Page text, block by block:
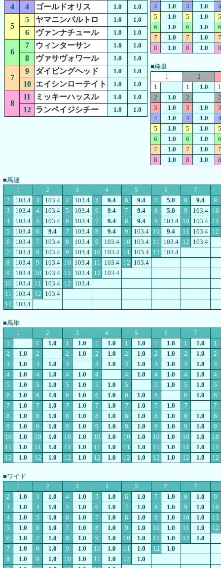
4 4 ゴールドオリス 1.0 1.0
5
5 ヤマニンバルトロ 1.0 1.0
6 ヴァンナチュール 1.0 1.0
6
7 ウィンターサン 1.0 1.0
8 ヴァサヴォワール 1.0 1.0
7
9 ダイビングヘッド 1.0 1.0
10 エイシンローテイト 1.0 1.0
8
11 ミッキーハッスル 1.0 1.0
12 ランペイジシチー 1.0 1.0
4
1.0 4 1.0
4
5
1.0 5 1.0
5
6
1.0 6 1.0
6
7
1.0 7 1.0
7
8
1.0 8 1.0 8
■枠単
1
2
1
1 1.0
1
2
1.0 2
2
3
1.0 3 1.0
3
4
1.0 4 1.0
4
5
1.0 5 1.0
5
6
1.0 6 1.0
6
7
1.0 7 1.0
7
8
1.0 8 1.0 8
■馬連
1
2 3 4 5 6
7
2
103.4 3 103.4 4 103.4 5 9.4 6 9.4 7 5.0 8 9.4
9
3
103.4 4 103.4 5 103.4 6 9.4 7 9.4 8 5.0 9 103.4 10
4
103.4 5 103.4 6 103.4 7 9.4 8 9.4 9 103.4 10 103.4 11
5
103.4 6 9.4 7 103.4 8 9.4 9 103.4 10 9.4 11 103.4 12
6
103.4 7 103.4 8 103.4 9 103.4 10 103.4 11 103.4 12 103.4
7
103.4 8 103.4 9 103.4 10 103.4 11 103.4 12 103.4
8
103.4 9 103.4 10 103.4 11 103.4 12 103.4
9
103.4 10 103.4 11 103.4 12 103.4
10 103.4 11 103.4 12 103.4
11 103.4 12 103.4
12 103.4
■馬単
1
2 3 4 5 6
7
1
1 1.0 1 1.0 1 1.0 1 1.0 1 1.0 1 1.0
1
2
1.0 2 2 1.0 2 1.0 2 1.0 2 1.0 2 1.0
2
3
1.0 3 1.0 3 3 1.0 3 1.0 3 1.0 3 1.0
3
4
1.0 4 1.0 4 1.0 4 4 1.0 4 1.0 4 1.0
4
5
1.0 5 1.0 5 1.0 5 1.0 5 5 1.0 5 1.0
5
6
1.0 6 1.0 6 1.0 6 1.0 6 1.0 6 6 1.0
6
7
1.0 7 1.0 7 1.0 7 1.0 7 1.0 7 1.0 7
7
8
1.0 8 1.0 8 1.0 8 1.0 8 1.0 8 1.0 8 1.0
8
9
1.0 9 1.0 9 1.0 9 1.0 9 1.0 9 1.0 9 1.0
9
10
1.0 10 1.0 10 1.0 10 1.0 10 1.0 10 1.0 10 1.0
10
11
1.0 11 1.0 11 1.0 11 1.0 11 1.0 11 1.0 11 1.0
11
12
1.0 12 1.0 12 1.0 12 1.0 12 1.0 12 1.0 12 1.0 12
■ワイド
1
2 3 4 5 6
7
2
1.0 3 1.0 4 1.0 5 1.0 6 1.0 7 1.0 8 1.0
9
3
1.0 4 1.0 5 1.0 6 1.0 7 1.0 8 1.0 9 1.0
10
4
1.0 5 1.0 6 1.0 7 1.0 8 1.0 9 1.0 10 1.0
11
5
1.0 6 1.0 7 1.0 8 1.0 9 1.0 10 1.0 11 1.0
12
6
1.0 7 1.0 8 1.0 9 1.0 10 1.0 11 1.0 12
1.0
7
1.0 8 1.0 9 1.0 10 1.0 11 1.0 12
1.0
8
1.0 9 1.0 10 1.0 11 1.0 12
1.0